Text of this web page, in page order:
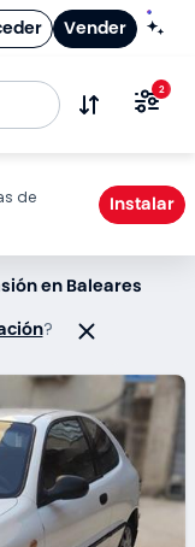
Vender
2
de
Instalar
en Baleares
?